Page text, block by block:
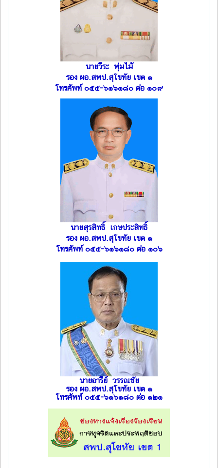
นายวีระ พุ่มไม้
รอง ผอ.สพป.สุโขทัย เขต ๑
โทรศัพท์ ๐๕๕-๖๑๖๑๘๐ ต่อ ๑๐๙
นายสุรสิทธิ์ เกษประสิทธิ์
รอง ผอ.สพป.สุโขทัย เขต ๑
โทรศัพท์ ๐๕๕-๖๑๖๑๘๐ ต่อ ๑๐๖
นายอารีย์ วรรณชัย
รอง ผอ.สพป.สุโขทัย เขต ๑
โทรศัพท์ ๐๕๕-๖๑๖๑๘๐ ต่อ ๑๒๑